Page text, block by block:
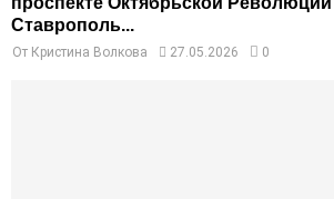
Ставрополь...
От Кристина Волкова 27.05.2026 0